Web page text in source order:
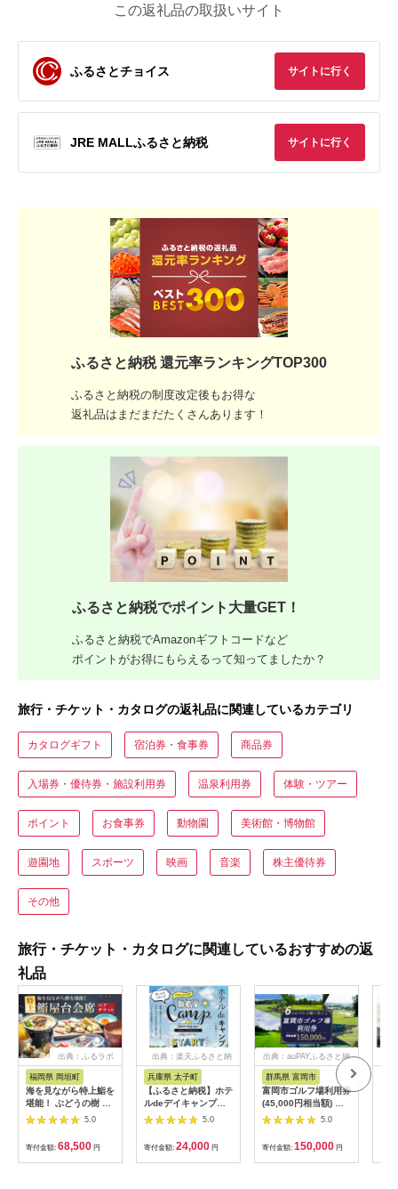
この返礼品の取扱いサイト
ふるさとチョイス サイトに行く
JRE MALLふるさと納税 サイトに行く
ふるさと納税 還元率ランキングTOP300
ふるさと納税の制度改定後もお得な
返礼品はまだまだたくさんあります！
ふるさと納税でポイント大量GET！
ふるさと納税でAmazonギフトコードなど
ポイントがお得にもらえるって知ってましたか？
旅行・チケット・カタログの返礼品に関連しているカテゴリ
カタログギフト 宿泊券・食事券 商品券
入場券・優待券・施設利用券 温泉利用券 体験・ツアー
ポイント お食事券 動物園 美術館・博物館
遊園地 スポーツ 映画 音楽 株主優待券
その他
旅行・チケット・カタログに関連しているおすすめの返
礼品
出典：ふるラボ
福岡県 岡垣町
海を見ながら特上鮨を
堪能！ ぶどうの樹 鮨
屋台ペア お食事券 海
鮮 海 屋台 食事 ペア
福岡県 岡垣町
5.0
寄付金額: 68,500 円
出典：楽天ふるさと納
兵庫県 太子町
【ふるさと納税】ホテ
ルdeデイキャンプ体
験チケット
【1364991】
5.0
寄付金額: 24,000 円
出典：auPAYふるさと納
群馬県 富岡市
富岡市ゴルフ場利用券
(45,000円相当額) ゴ
ルフ チケット 平日 土
日 祝日 プレー券 関東
群馬県 首都圏 F20E-
382
5.0
寄付金額: 150,000 円